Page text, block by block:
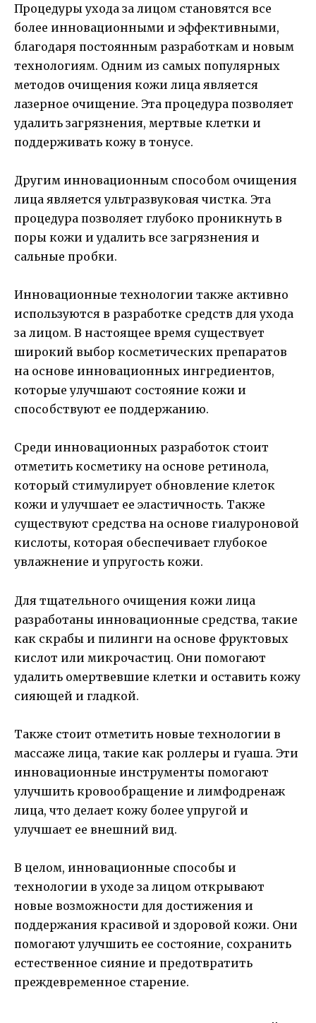
Процедуры ухода за лицом становятся все
более инновационными и эффективными,
благодаря постоянным разработкам и новым
технологиям. Одним из самых популярных
методов очищения кожи лица является
лазерное очищение. Эта процедура позволяет
удалить загрязнения, мертвые клетки и
поддерживать кожу в тонусе.
Другим инновационным способом очищения
лица является ультразвуковая чистка. Эта
процедура позволяет глубоко проникнуть в
поры кожи и удалить все загрязнения и
сальные пробки.
Инновационные технологии также активно
используются в разработке средств для ухода
за лицом. В настоящее время существует
широкий выбор косметических препаратов
на основе инновационных ингредиентов,
которые улучшают состояние кожи и
способствуют ее поддержанию.
Среди инновационных разработок стоит
отметить косметику на основе ретинола,
который стимулирует обновление клеток
кожи и улучшает ее эластичность. Также
существуют средства на основе гиалуроновой
кислоты, которая обеспечивает глубокое
увлажнение и упругость кожи.
Для тщательного очищения кожи лица
разработаны инновационные средства, такие
как скрабы и пилинги на основе фруктовых
кислот или микрочастиц. Они помогают
удалить омертвевшие клетки и оставить кожу
сияющей и гладкой.
Также стоит отметить новые технологии в
массаже лица, такие как роллеры и гуаша. Эти
инновационные инструменты помогают
улучшить кровообращение и лимфодренаж
лица, что делает кожу более упругой и
улучшает ее внешний вид.
В целом, инновационные способы и
технологии в уходе за лицом открывают
новые возможности для достижения и
поддержания красивой и здоровой кожи. Они
помогают улучшить ее состояние, сохранить
естественное сияние и предотвратить
преждевременное старение.